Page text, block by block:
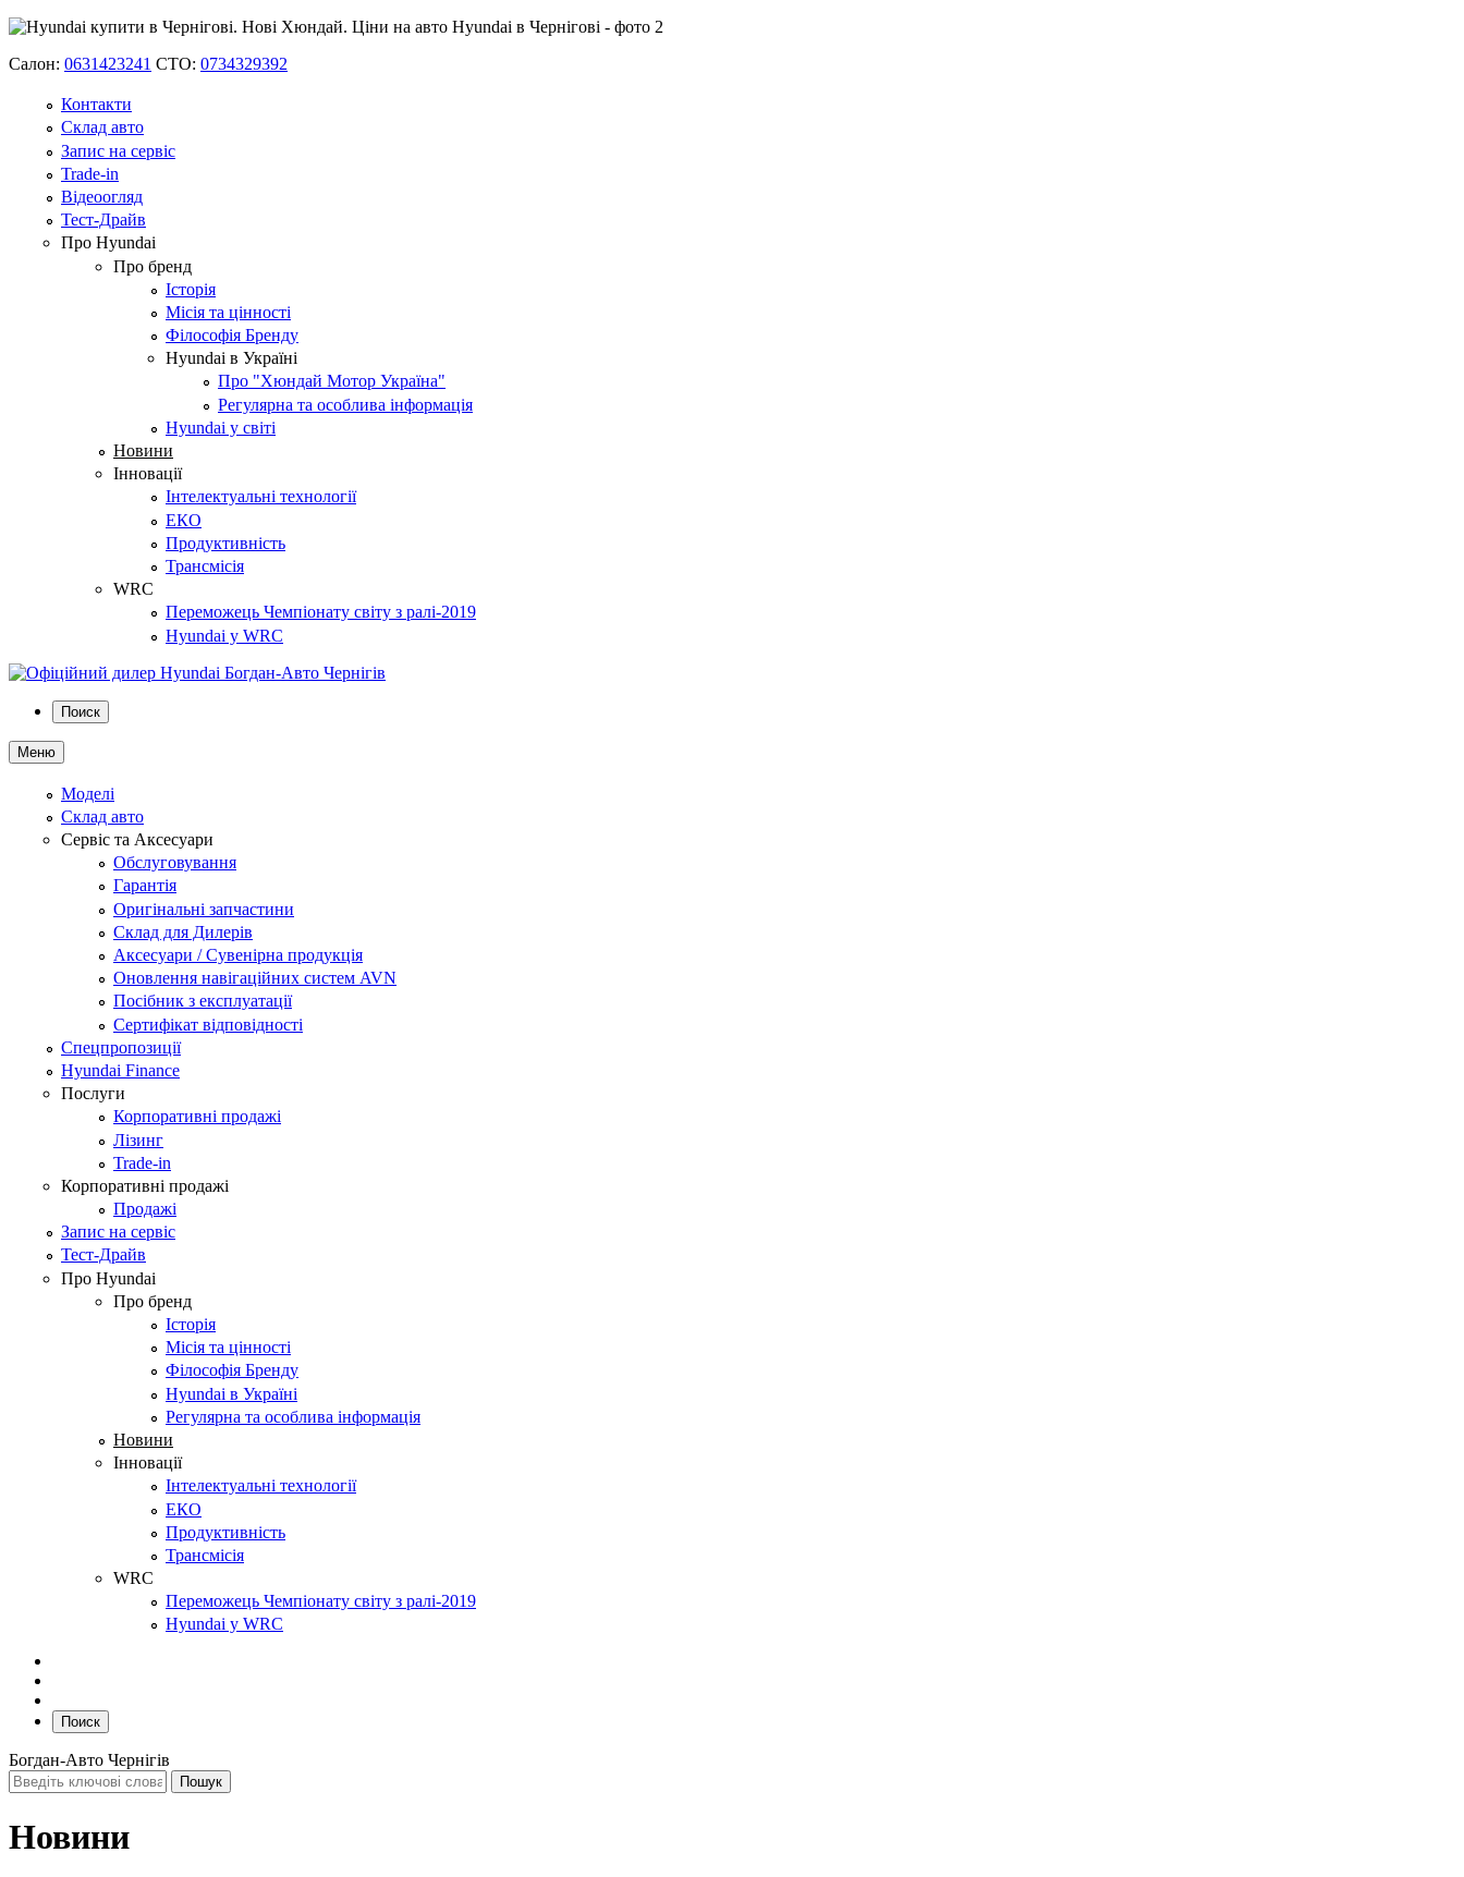
Салон: 0631423241 СТО: 0734329392
Контакти
Склад авто
Запис на сервіс
Trade-in
Відеоогляд
Тест-Драйв
Про Hyundai
Про бренд
Історія
Місія та цінності
Філософія Бренду
Hyundai в Україні
Про "Хюндай Мотор Україна"
Регулярна та особлива інформація
Hyundai у світі
Новини
Інновації
Інтелектуальні технології
ЕКО
Продуктивність
Трансмісія
WRC
Переможець Чемпіонату світу з ралі-2019
Hyundai у WRC
Поиск
Меню
Моделі
Склад авто
Сервіс та Аксесуари
Обслуговування
Гарантія
Оригінальні запчастини
Склад для Дилерів
Аксесуари / Сувенірна продукція
Оновлення навігаційних систем AVN
Посібник з експлуатації
Сертифікат відповідності
Спецпропозиції
Hyundai Finance
Послуги
Корпоративні продажі
Лізинг
Trade-in
Корпоративні продажі
Продажі
Запис на сервіс
Тест-Драйв
Про Hyundai
Про бренд
Історія
Місія та цінності
Філософія Бренду
Hyundai в Україні
Регулярна та особлива інформація
Новини
Інновації
Інтелектуальні технології
ЕКО
Продуктивність
Трансмісія
WRC
Переможець Чемпіонату світу з ралі-2019
Hyundai у WRC
Поиск
Богдан-Авто Чернігів
Новини